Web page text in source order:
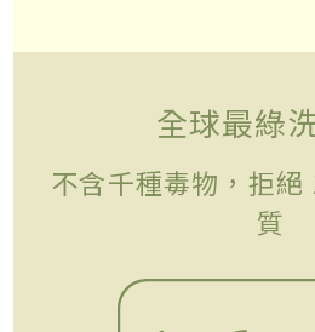
全球最綠
不含千種毒物，拒絕
質